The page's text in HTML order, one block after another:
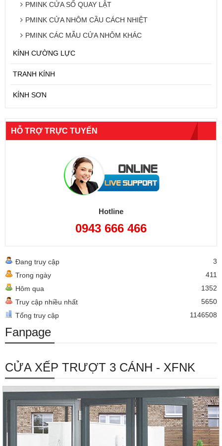
PMINK CỬA SỔ QUAY LẬT
PMINK CỬA NHÔM CẦU CÁCH NHIỆT
PMINK CÁC MẪU CỬA NHÔM KHÁC
KÍNH CƯỜNG LỰC
TRANH KÍNH
KÍNH SƠN
HỖ TRỢ TRỰC TUYẾN
Hotline
0943 666 466
Đang truy cập
3
Trong ngày
411
Hôm qua
1352
Truy cập nhiều nhất
5650
Tổng truy cập
1146508
Fanpage
CỬA XẾP TRƯỢT 3 CÁNH - XFNK